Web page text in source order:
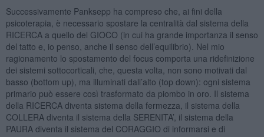
Successivamente Panksepp ha compreso che, ai fini della
psicoterapia, è necessario spostare la centralità dal sistema della
RICERCA a quello del GIOCO (in cui ha grande importanza il senso
del tatto e, io penso, anche il senso dell’equilibrio). Nel mio
ragionamento lo spostamento del focus comporta una ridefinizione
dei sistemi sottocorticali, che, questa volta, non sono motivati dal
basso (bottom up), ma illuminati dall’alto (top down): ogni sistema
primario può essere così trasformato da piombo in oro. Il sistema
della RICERCA diventa sistema della fermezza, il sistema della
COLLERA diventa il sistema della SERENITA’, il sistema della
PAURA diventa il sistema del CORAGGIO di informarsi e di